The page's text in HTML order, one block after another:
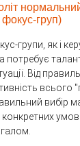
груп)
групи, як і
Від
всього
вибір